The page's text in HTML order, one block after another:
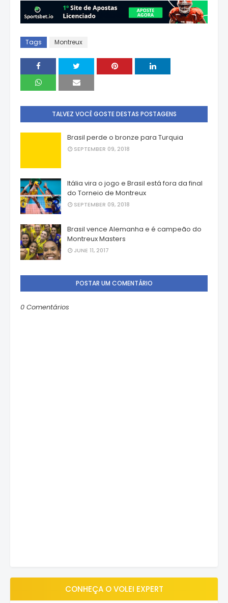
Tags Montreux
TALVEZ VOCÊ GOSTE DESTAS POSTAGENS
Brasil perde o bronze para Turquia
SEPTEMBER 09, 2018
Itália vira o jogo e Brasil está fora da final
do Torneio de Montreux
SEPTEMBER 09, 2018
Brasil vence Alemanha e é campeão do
Montreux Masters
JUNE 11, 2017
POSTAR UM COMENTÁRIO
0 Comentários
CONHEÇA O VOLEI EXPERT